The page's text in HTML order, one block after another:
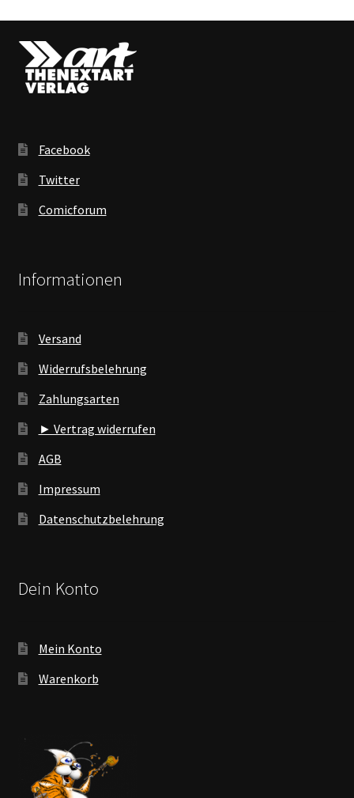
Facebook
Twitter
Comicforum
Informationen
Versand
Widerrufsbelehrung
Zahlungsarten
► Vertrag widerrufen
AGB
Impressum
Datenschutzbelehrung
Dein Konto
Mein Konto
Warenkorb